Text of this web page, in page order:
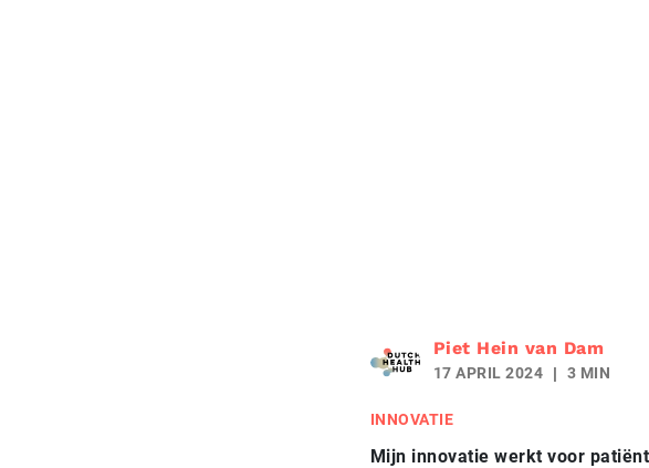
Piet Hein van Dam
17 APRIL 2024 3 MIN
INNOVATIE
Mijn innovatie werkt voor